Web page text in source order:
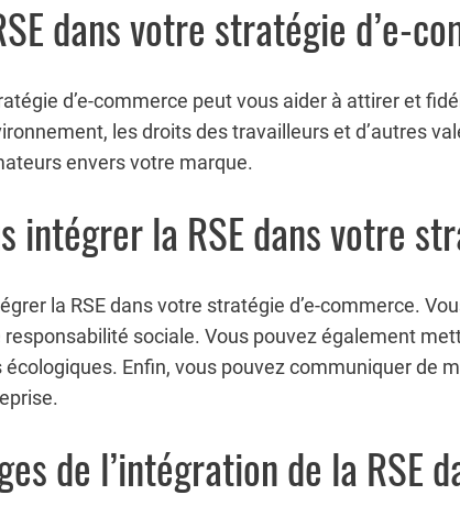
dans votre stratégie d’e-
d’e-commerce peut vous aider à attirer et
les droits des travailleurs et d’autres
envers votre marque.
intégrer la RSE dans votre
la RSE dans votre stratégie d’e-commerce.
sociale. Vous pouvez également
écologiques. Enfin, vous pouvez communiquer
de l’intégration de la RSE